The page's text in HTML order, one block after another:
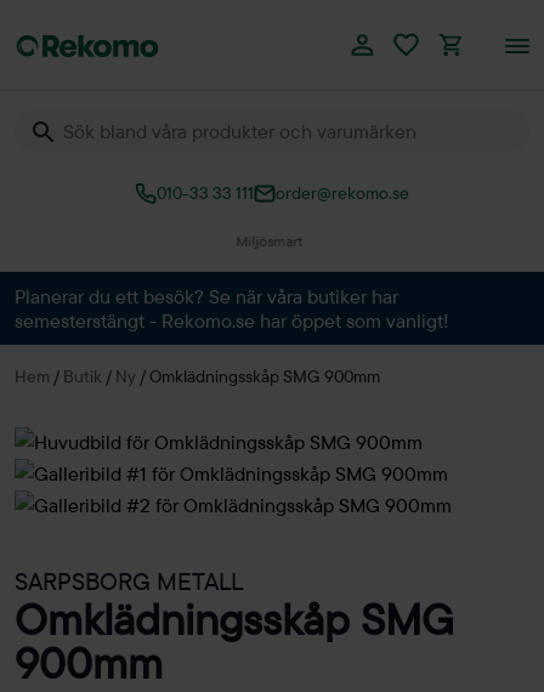
010-33 33 111 order@rekomo.se
Planerar du ett besök? Se när våra butiker har
semesterstängt - Rekomo.se har öppet som vanligt!
Hem / Butik / Ny / Omklädningsskåp SMG 900mm
SARPSBORG METALL
Omklädningsskåp SMG
900mm